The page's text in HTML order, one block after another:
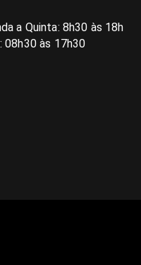
a Quinta: 8h30 às 18h
08h30 às 17h30